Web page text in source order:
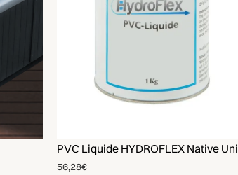
PVC Liquide HYDROFLEX Native Uni
56,28€